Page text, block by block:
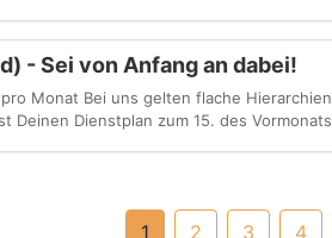
- Sei von Anfang an dabei!
Monat Bei uns gelten flache
Deinen Dienstplan zum 15. des
1 2 3 4